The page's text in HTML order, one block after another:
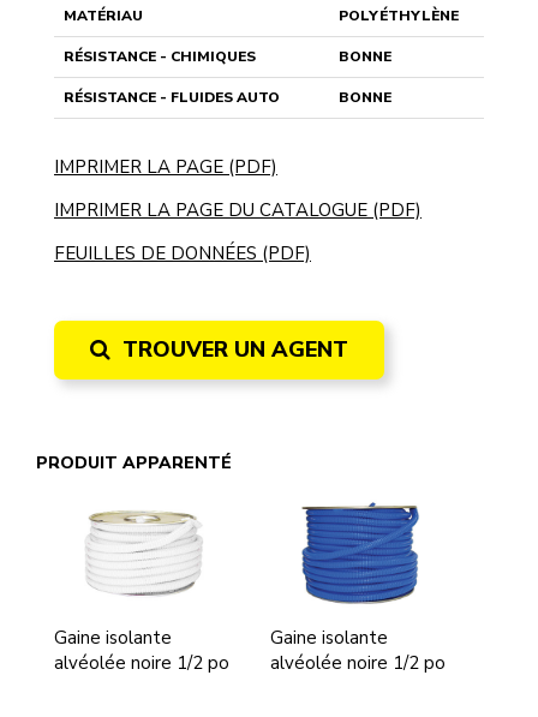
MATÉRIAU POLYÉTHYLÈNE
RÉSISTANCE - CHIMIQUES BONNE
RÉSISTANCE - FLUIDES AUTO BONNE
IMPRIMER LA PAGE (PDF)
IMPRIMER LA PAGE DU CATALOGUE (PDF)
FEUILLES DE DONNÉES (PDF)
TROUVER UN AGENT
PRODUIT APPARENTÉ
Gaine isolante
alvéolée noire 1/2 po
Gaine isolante
alvéolée noire 1/2 po